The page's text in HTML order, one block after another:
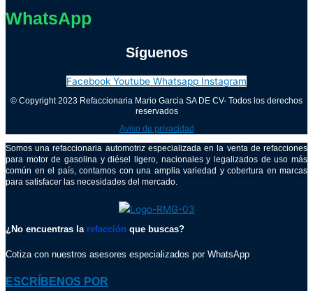
WhatsApp
Síguenos
Facebook Youtube Whatsapp Instagram
© Copyright 2023 Refaccionaria Mario Garcia SA DE CV- Todos los derechos
reservados
Aviso de privacidad
Somos una refaccionaria automotriz especializada en la venta de refacciones
para motor de gasolina y diésel ligero, nacionales y legalizados de uso más
común en el país, contamos con una amplia variedad y cobertura en marcas
para satisfacer las necesidades del mercado.
¿No encuentras la refacción que buscas?
Cotiza con nuestros asesores especializados por WhatsApp
ESCRÍBENOS POR